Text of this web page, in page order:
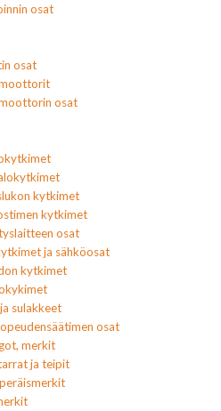
osat
osat
osat
kytkimet
kytkimet
osat
ja sähköosat
kytkimet
sulakkeet
osat
merkit
ja teipit